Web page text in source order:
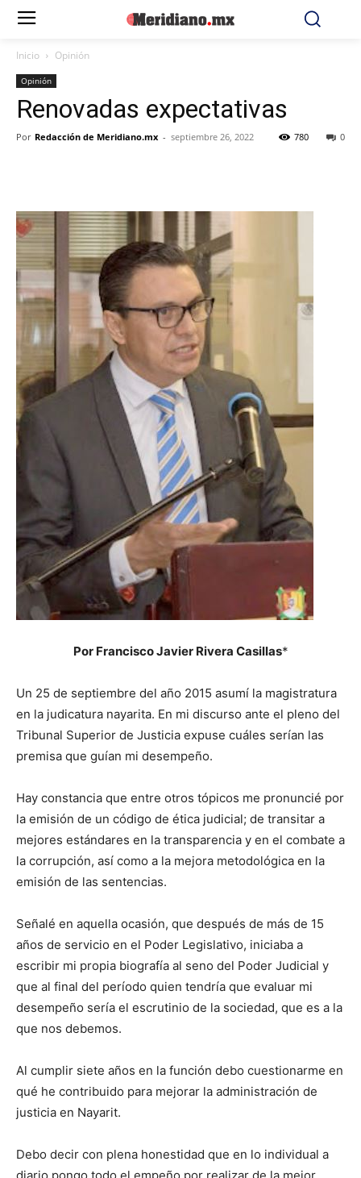
Inicio Opinión
Opinión
Renovadas expectativas
Por Redacción de Meridiano.mx - septiembre 26, 2022 0
780
Por Francisco Javier Rivera Casillas*
Un 25 de septiembre del año 2015 asumí la magistratura
en la judicatura nayarita. En mi discurso ante el pleno del
Tribunal Superior de Justicia expuse cuáles serían las
premisa que guían mi desempeño.
Hay constancia que entre otros tópicos me pronuncié por
la emisión de un código de ética judicial; de transitar a
mejores estándares en la transparencia y en el combate a
la corrupción, así como a la mejora metodológica en la
emisión de las sentencias.
Señalé en aquella ocasión, que después de más de 15
años de servicio en el Poder Legislativo, iniciaba a
escribir mi propia biografía al seno del Poder Judicial y
que al final del período quien tendría que evaluar mi
desempeño sería el escrutinio de la sociedad, que es a la
que nos debemos.
Al cumplir siete años en la función debo cuestionarme en
qué he contribuido para mejorar la administración de
justicia en Nayarit.
Debo decir con plena honestidad que en lo individual a